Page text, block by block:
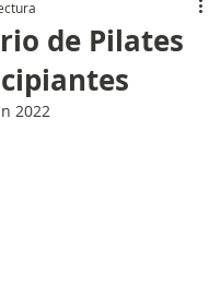
de Pilates
2022